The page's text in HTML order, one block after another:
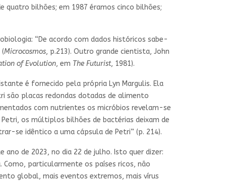
quatro bilhões; em 1987 éramos cinco bilhões;
“De acordo com dados históricos sabe-
Microcosmos, p.213). Outro grande cientista, John
of Evolution, em The Futurist, 1981).
é fornecido pela própria Lyn Margulis. Ela
são placas redondas dotadas de alimento
com nutrientes os micróbios revelam-se
os múltiplos bilhões de bactérias deixam de
se idêntico a uma cápsula de Petri” (p. 214).
ano de 2023, no dia 22 de julho. Isto quer dizer:
particularmente os países ricos, não
global, mais eventos extremos, mais vírus